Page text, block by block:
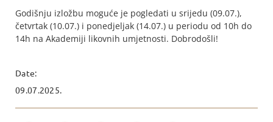
Godišnju izložbu moguće je pogledati u srijedu (09.07.),
četvrtak (10.07.) i ponedjeljak (14.07.) u periodu od 10h do
14h na Akademiji likovnih umjetnosti. Dobrodošli!
Date:
09.07.2025.